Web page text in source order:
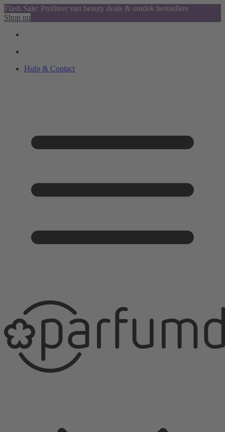
Flash Sale: Profiteer van beauty deals & ontdek bestsellers
Shop nu
Hulp & Contact